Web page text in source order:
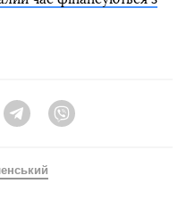
Telegram